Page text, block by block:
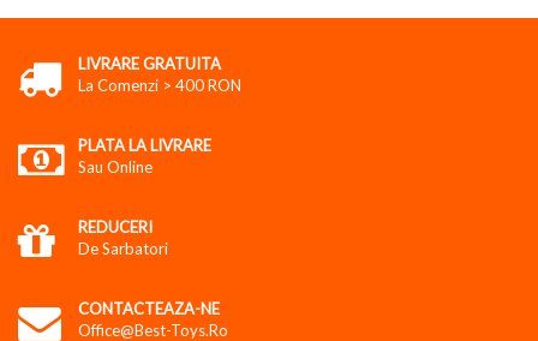
LIVRARE GRATUITA
La Comenzi > 400 RON
PLATA LA LIVRARE
Sau Online
REDUCERI
De Sarbatori
CONTACTEAZA-NE
Office@best-Toys.ro